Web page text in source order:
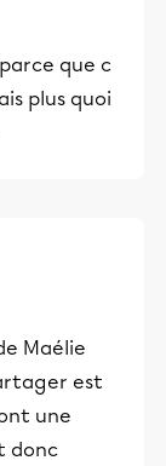
que c
plus quoi
Maélie
est
une
donc